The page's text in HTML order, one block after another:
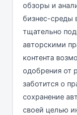
обзоры и
бизнес-среды
тщательно
авторскими
контента
одобрения от
заботится о
сохранение
своей целью